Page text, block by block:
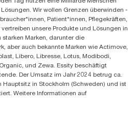
8:00-15:00
Wir wollen Grenzen überwinden -
Patient*innen, Pflegekräften,
unsere Produkte und Lösungen in
Marken, darunter die
aber auch bekannte Marken wie Actimove,
Libero, Libresse, Lotus, Modibodi,
und Zewa. Essity beschäftigt
Der Umsatz im Jahr 2024 betrug ca.
Hauptsitz in Stockholm (Schweden) und ist
Weitere Informationen auf